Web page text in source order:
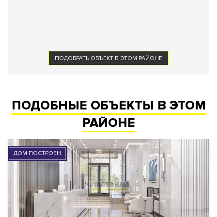
ПОДОБРАТЬ ОБЪЕКТ В ЭТОМ РАЙОНЕ
ПОДОБНЫЕ ОБЪЕКТЫ В ЭТОМ
РАЙОНЕ
ДОМ ПОСТРОЕН